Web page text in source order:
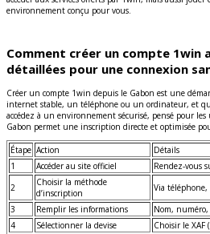
environnement conçu pour vous.
Comment créer un compte 1win
détaillées pour une connexion
Créer un compte 1win depuis le Gabon est une
internet stable, un téléphone ou un ordinateur, et
accédez à un environnement sécurisé, pensé pour
Gabon permet une inscription directe et optimisée
Étape Action
Détails
1
Accéder au site officiel
Rendez-vous
2
Choisir la méthode
d’inscription
Via téléphone,
3
Remplir les informations
Nom, numéro,
4
Sélectionner la devise
Choisir le XAF